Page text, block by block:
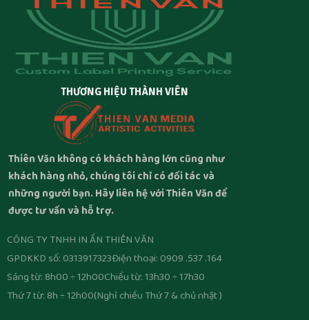
THƯƠNG HIỆU THÀNH VIÊN
Thiên Văn không có khách hàng lớn cũng như
khách hàng nhỏ, chúng tôi chỉ có đối tác và
những người bạn. Hãy liên hệ với Thiên Văn để
được tư vấn và hỗ trợ.
CÔNG TY TNHH IN ẤN THIÊN VĂN
GPDKKD số: 0313917323Điện thoại: 0909 .537 .164
Sáng từ: 8h00 ÷ 12h00Chiều từ: 13h30 ÷ 17h30
Thứ 7 từ: 8h ÷ 12h00(Nghỉ chiều Thứ 7 & chủ nhật )